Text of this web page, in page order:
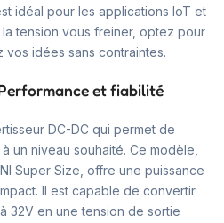
idéal pour les applications IoT et
tension vous freiner, optez pour
idées sans contraintes.
et fiabilité
DC-DC qui permet de
un niveau souhaité. Ce modèle,
Super Size, offre une puissance
Il est capable de convertir
32V en une tension de sortie